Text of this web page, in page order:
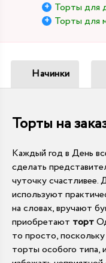
Торты для
Торты для
Начинки
Торты на
Каждый год в День
сделать
чуточку
используют
на словах, вручают
приобретают торт
то просто,
торты особого типа,